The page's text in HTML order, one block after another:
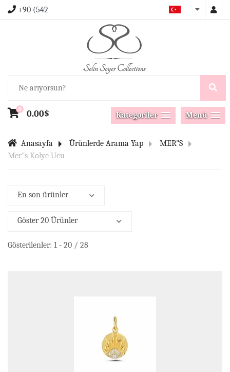
+90 (542
0 0.00$ Menü
Kategoriler
Anasayfa Ürünlerde Arama Yap
MER"S
Mer"s Kolye Ucu
En son ürünler
Göster 20 Ürünler
Gösterilenler: 1 - 20 / 28